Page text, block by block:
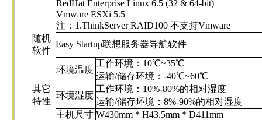
RedHat Enterprise Linux 6.5 (32 & 64-bit)
Vmware ESXi 5.5
注： 1.ThinkServer RAID100 不支持Vmware
随机
软件
Easy Startup联想服务器导航软件
其它
特性
环境温度
工作环境：10℃~35℃
运输/储存环境：-40℃~60℃
环境湿度
工作环境：10%-80%的相对湿度
运输/储存环境：8%-90%的相对湿度
主机尺寸 W430mm * H43.5mm * D411mm